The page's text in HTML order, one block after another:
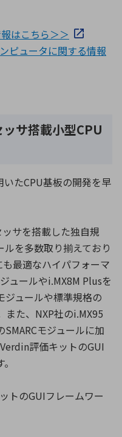
はこちら＞＞
ピュータに関する情報
サ搭載小型CPU
たCPU基板の開発を早
サを搭載した独自規
を多数取り揃えており
最適なハイパフォーマ
ュールやi.MX8M Plusを
ュールや標準規格の
また、NXP社のi.MX95
モジュールに加
評価キットのGUI
トのGUIフレームワー